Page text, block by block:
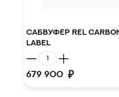
Сабвуфер REL
Label
679 900 ₽